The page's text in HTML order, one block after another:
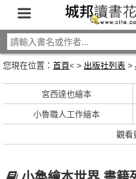
您現在位置： 首頁< > 出版社列表 >
宮西達也繪本
小魯職人工作繪本
觀看